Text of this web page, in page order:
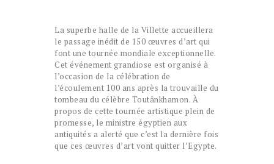
La superbe halle de la Villette accueillera
le passage inédit de 150 œuvres d’art qui
font une tournée mondiale exceptionnelle.
Cet événement grandiose est organisé à
l’occasion de la célébration de
l’écoulement 100 ans après la trouvaille du
tombeau du célèbre Toutânkhamon. À
propos de cette tournée artistique plein de
promesse, le ministre égyptien aux
antiquités a alerté que c’est la dernière fois
que ces œuvres d’art vont quitter l’Egypte.